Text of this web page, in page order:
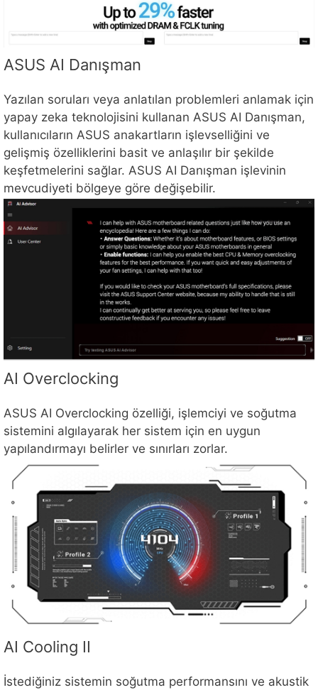
ASUS AI Danışman
Yazılan soruları veya anlatılan problemleri anlamak için
yapay zeka teknolojisini kullanan ASUS AI Danışman,
kullanıcıların ASUS anakartların işlevselliğini ve
gelişmiş özelliklerini basit ve anlaşılır bir şekilde
keşfetmelerini sağlar. ASUS AI Danışman işlevinin
mevcudiyeti bölgeye göre değişebilir.
AI Overclocking
ASUS AI Overclocking özelliği, işlemciyi ve soğutma
sistemini algılayarak her sistem için en uygun
yapılandırmayı belirler ve sınırları zorlar.
AI Cooling II
İstediğiniz sistemin soğutma performansını ve akustik